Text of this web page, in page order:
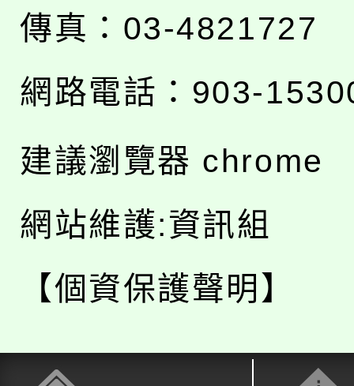
傳真：03-4821727
網路電話：903-
建議瀏覽器 chrome
網站維護:資訊組
【個資保護聲明】